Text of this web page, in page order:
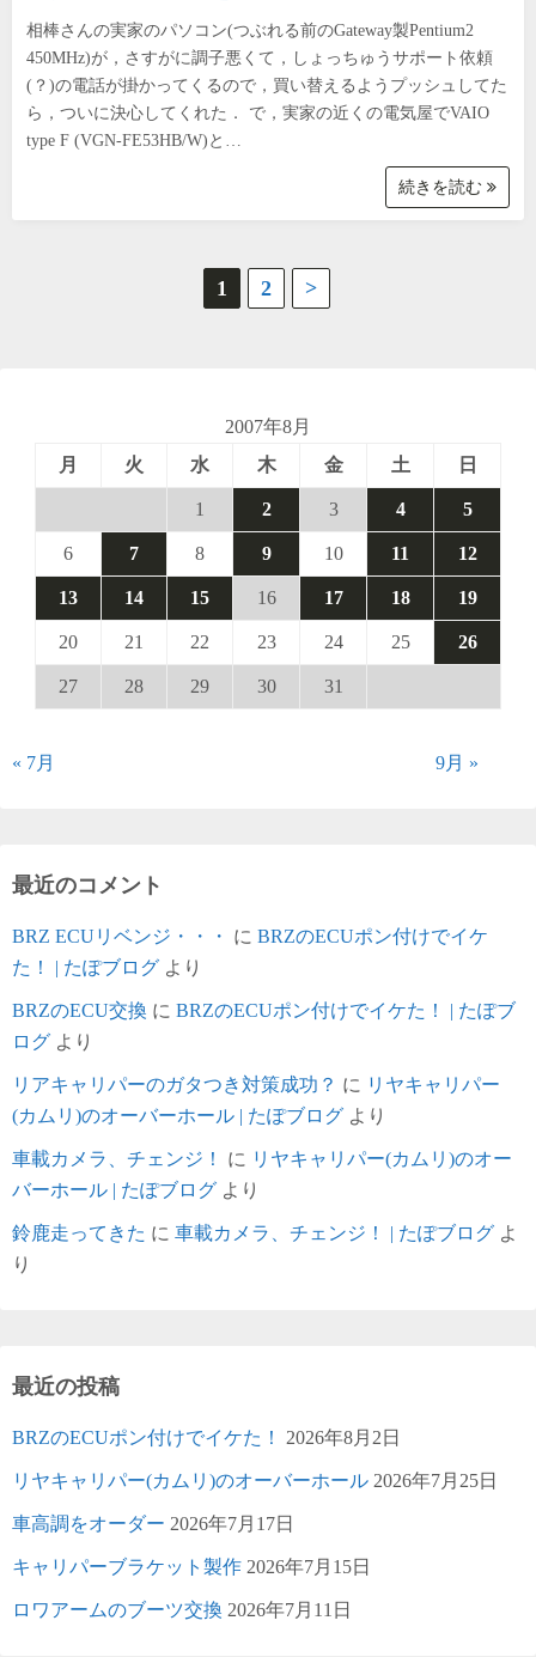
相棒さんの実家のパソコン(つぶれる前のGateway製Pentium2
450MHz)が，さすがに調子悪くて，しょっちゅうサポート依頼
(？)の電話が掛かってくるので，買い替えるようプッシュしてた
ら，ついに決心してくれた． で，実家の近くの電気屋でVAIO
type F (VGN-FE53HB/W)と…
続きを読む
送
り
1 2 >
2007年8月
月
火 水 木 金 土 日
1 2 3 4 5
6 7 8 9 10 11 12
13 14 15 16 17 18 19
20 21 22 23 24 25 26
27 28 29 30 31
« 7月 9月 »
最近のコメント
BRZ ECUリベンジ・・・ に BRZのECUポン付けでイケ
た！ | たぽブログ より
BRZのECU交換 に BRZのECUポン付けでイケた！ | たぽブ
ログ より
リアキャリパーのガタつき対策成功？ に リヤキャリパー
(カムリ)のオーバーホール | たぽブログ より
車載カメラ、チェンジ！ に リヤキャリパー(カムリ)のオー
バーホール | たぽブログ より
鈴鹿走ってきた に 車載カメラ、チェンジ！ | たぽブログ よ
り
最近の投稿
BRZのECUポン付けでイケた！ 2026年8月2日
リヤキャリパー(カムリ)のオーバーホール 2026年7月25日
車高調をオーダー 2026年7月17日
キャリパーブラケット製作 2026年7月15日
ロワアームのブーツ交換 2026年7月11日